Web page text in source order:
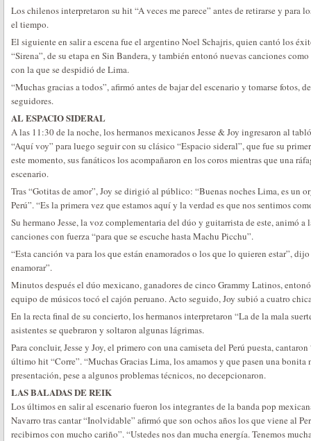
Los chilenos interpretaron su hit “A veces me parece” antes de retirarse y para
el tiempo.
El siguiente en salir a escena fue el argentino Noel Schajris, quien cantó los
“Sirena”, de su etapa en Sin Bandera, y también entonó nuevas canciones
con la que se despidió de Lima.
“Muchas gracias a todos”, afirmó antes de bajar del escenario y tomarse fotos,
seguidores.
AL ESPACIO SIDERAL
A las 11:30 de la noche, los hermanos mexicanos Jesse & Joy ingresaron al
“Aquí voy” para luego seguir con su clásico “Espacio sideral”, que fue su
este momento, sus fanáticos los acompañaron en los coros mientras que una
escenario.
Tras “Gotitas de amor”, Joy se dirigió al público: “Buenas noches Lima, es un
Perú”. “Es la primera vez que estamos aquí y la verdad es que nos sentimos
Su hermano Jesse, la voz complementaria del dúo y guitarrista de este, animó a
canciones con fuerza “para que se escuche hasta Machu Picchu”.
“Esta canción va para los que están enamorados o los que lo quieren estar”,
enamorar”.
Minutos después el dúo mexicano, ganadores de cinco Grammy Latinos,
equipo de músicos tocó el cajón peruano. Acto seguido, Joy subió a cuatro
En la recta final de su concierto, los hermanos interpretaron “La de la mala
asistentes se quebraron y soltaron algunas lágrimas.
Para concluir, Jesse y Joy, el primero con una camiseta del Perú puesta,
último hit “Corre”. “Muchas Gracias Lima, los amamos y que pasen una
presentación, pese a algunos problemas técnicos, no decepcionaron.
LAS BALADAS DE REIK
Los últimos en salir al escenario fueron los integrantes de la banda pop
Navarro tras cantar “Inolvidable” afirmó que son ochos años los que viene al
recibirnos con mucho cariño”. “Ustedes nos dan mucha energía. Tenemos